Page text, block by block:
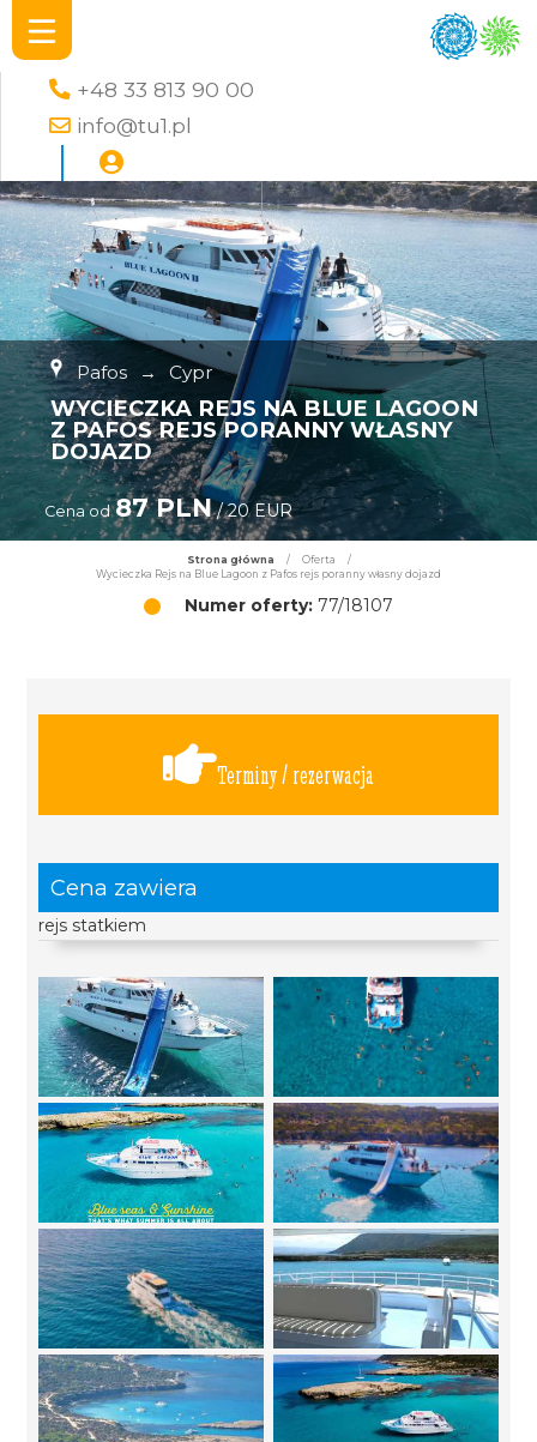
+48 33 813 90 00
info@tu1.pl
Pafos → Cypr
WYCIECZKA REJS NA BLUE LAGOON
Z PAFOS REJS PORANNY WŁASNY
DOJAZD
Cena od 87 PLN/ 20 EUR
Strona główna / Oferta
/
Wycieczka Rejs na Blue Lagoon z Pafos rejs poranny własny dojazd
Numer oferty: 77/18107
Terminy / rezerwacja
Cena zawiera
rejs statkiem